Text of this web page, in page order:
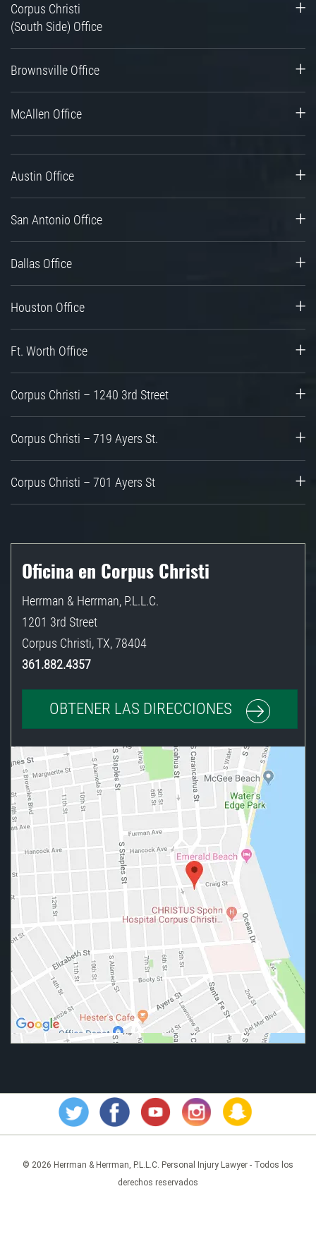
Corpus Christi
(South Side) Office
Brownsville Office
McAllen Office
Austin Office
San Antonio Office
Dallas Office
Houston Office
Ft. Worth Office
Corpus Christi – 1240 3rd Street
Corpus Christi – 719 Ayers St.
Corpus Christi – 701 Ayers St
Oficina en Corpus Christi
Herrman & Herrman, P.L.L.C.
1201 3rd Street
Corpus Christi,TX,78404
361.882.4357
OBTENER LAS DIRECCIONES
© 2026 Herrman & Herrman, P.L.L.C. Personal Injury Lawyer - Todos los
derechos reservados